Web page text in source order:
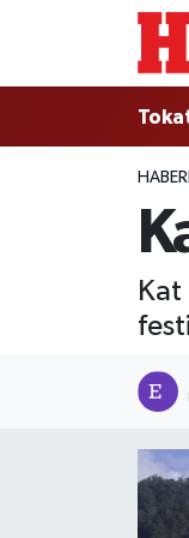
Kat
Tokat
Türkiye
Gündem
Politika
Tokat Spor
Nöbetçi
Hava
Tokat
Süper Lig
Tüm
Son Dakika
Haber Arşivi